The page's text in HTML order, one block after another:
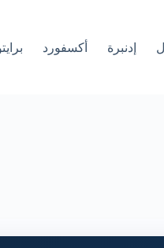
إدنبرة أكسفورد